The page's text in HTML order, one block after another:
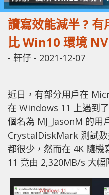
讀寫效能減半 ?
比 Win10 環境
- 軒仔 - 2021-12-07
近日，有部分用戶在
在 Windows 11 上遇到
個名為 MJ_JasonM 的用
CrystalDiskMark 測試
都很少，然而在 4K 隨
11 竟由 2,320MB/s 大幅